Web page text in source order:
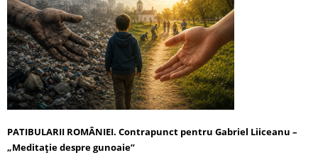
PATIBULARII ROMÂNIEI. Contrapunct pentru Gabriel Liiceanu –
„Meditație despre gunoaie”